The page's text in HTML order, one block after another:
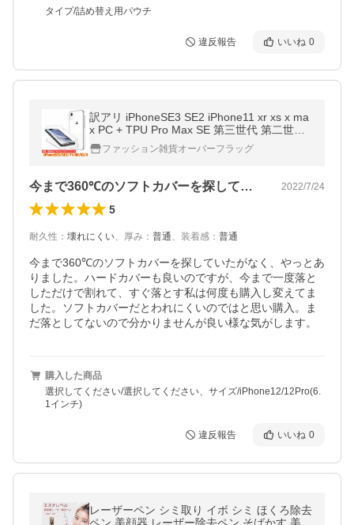
タイプ/詰め替え用パウチ
違反報告 いいね 0
訳アリ iPhoneSE3 SE2 iPhone11 xr xs x ma
x PC + TPU Pro Max SE 第三世代 第二世代
360° ケース 全面保護 フルカバー 耐衝撃 液
晶保護 アイフォンケース
ファッション雑貨オーバーフラッグ
今まで360℃のソフトカバーを探してい… 2022/7/24
5
耐久性 ： 壊れにくい、 厚み ： 普通、 装着感 ： 普通
今まで360℃のソフトカバーを探していたがなく、やっとあ
りました。ハードカバーも良いのですが、今まで一度落と
しただけで割れて、すぐ落とす私は何度も購入し変えてま
した。ソフトカバーだとわれにくいのではと思い購入。ま
だ落としてないので分かりませんが良い様な気がします。
購入した商品
選択してください/選択してください、サイズ/iPhone12/12Pro(6.
1インチ)
違反報告 いいね 0
レーザーペン シミ取り イボ シミ ほくろ除去